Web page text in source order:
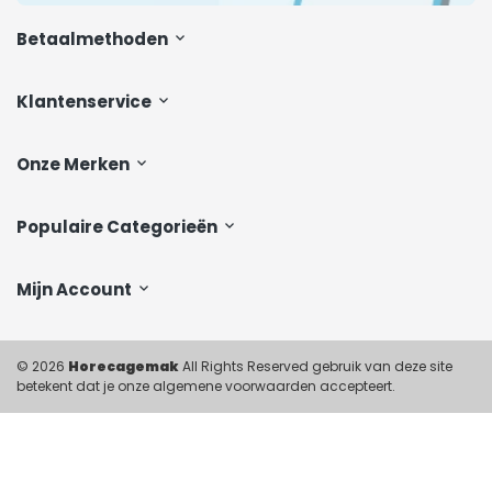
Gasgebrekkleppen
Magneetkleppen
Standenregelaars
Klantenservice
Onze Merken
Populaire Categorieën
Mijn Account
Betaalmethoden
© 2026 HorecagemakAll Rights Reserved gebruik van deze site
betekent dat je onze algemene voorwaarden accepteert.